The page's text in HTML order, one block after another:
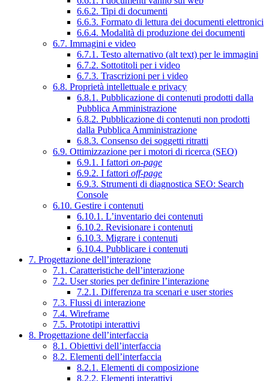
6.6.2. Tipi di documenti
6.6.3. Formato di lettura dei documenti elettronici
6.6.4. Modalità di produzione dei documenti
6.7. Immagini e video
6.7.1. Testo alternativo (alt text) per le immagini
6.7.2. Sottotitoli per i video
6.7.3. Trascrizioni per i video
6.8. Proprietà intellettuale e privacy
6.8.1. Pubblicazione di contenuti prodotti dalla
Pubblica Amministrazione
6.8.2. Pubblicazione di contenuti non prodotti
dalla Pubblica Amministrazione
6.8.3. Consenso dei soggetti ritratti
6.9. Ottimizzazione per i motori di ricerca (SEO)
6.9.1. I fattori on-page
6.9.2. I fattori off-page
6.9.3. Strumenti di diagnostica SEO: Search
Console
6.10. Gestire i contenuti
6.10.1. L’inventario dei contenuti
6.10.2. Revisionare i contenuti
6.10.3. Migrare i contenuti
6.10.4. Pubblicare i contenuti
7. Progettazione dell’interazione
7.1. Caratteristiche dell’interazione
7.2. User stories per definire l’interazione
7.2.1. Differenza tra scenari e user stories
7.3. Flussi di interazione
7.4. Wireframe
7.5. Prototipi interattivi
8. Progettazione dell’interfaccia
8.1. Obiettivi dell’interfaccia
8.2. Elementi dell’interfaccia
8.2.1. Elementi di composizione
8.2.2. Elementi interattivi